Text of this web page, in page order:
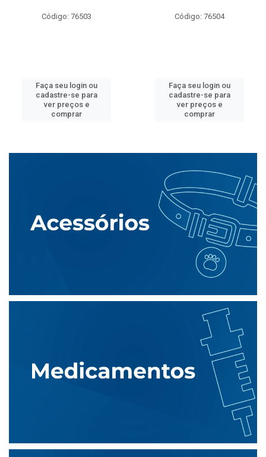
Código: 76503
Faça seu login ou
cadastre-se para
ver preços e
comprar
Código: 76504
Faça seu login ou
cadastre-se para
ver preços e
comprar